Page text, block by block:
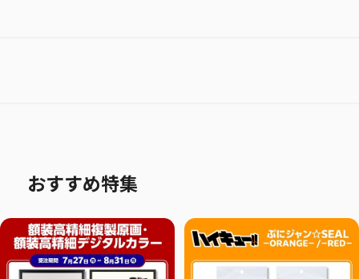
おすすめ特集